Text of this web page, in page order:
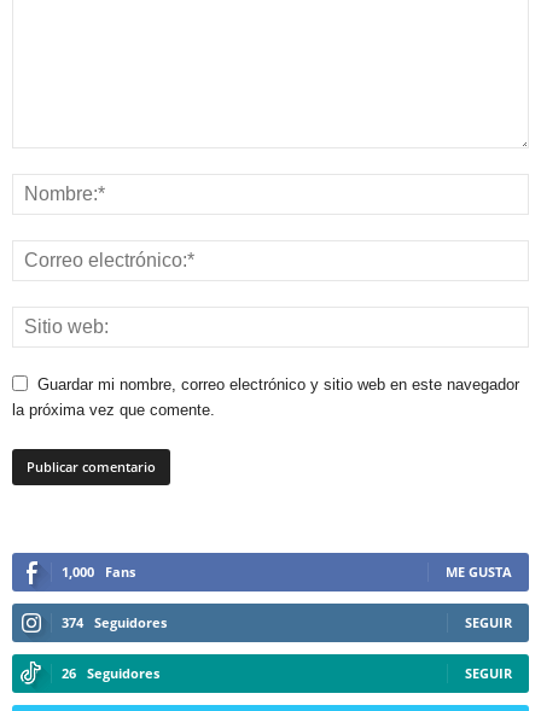
Guardar mi nombre, correo electrónico y sitio web en este navegador
la próxima vez que comente.
1,000 Fans ME GUSTA
374 Seguidores SEGUIR
26 Seguidores SEGUIR